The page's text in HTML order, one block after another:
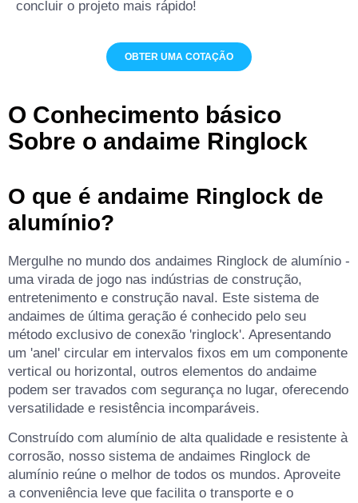
concluir o projeto mais rápido!
OBTER UMA COTAÇÃO
O Conhecimento básico
Sobre o andaime Ringlock
O que é andaime Ringlock de
alumínio?
Mergulhe no mundo dos andaimes Ringlock de alumínio -
uma virada de jogo nas indústrias de construção,
entretenimento e construção naval. Este sistema de
andaimes de última geração é conhecido pelo seu
método exclusivo de conexão 'ringlock'. Apresentando
um 'anel' circular em intervalos fixos em um componente
vertical ou horizontal, outros elementos do andaime
podem ser travados com segurança no lugar, oferecendo
versatilidade e resistência incomparáveis.
Construído com alumínio de alta qualidade e resistente à
corrosão, nosso sistema de andaimes Ringlock de
alumínio reúne o melhor de todos os mundos. Aproveite
a conveniência leve que facilita o transporte e o